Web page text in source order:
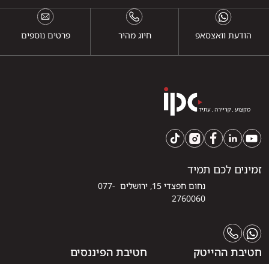
הודעת וואצסאפ חיוג מהיר פרטים נוספים
זמינים לכם תמיד
נחום חפצדי 15, ירושלים 077-
2760060
חטיבת ההייטק חטיבת הפיננסים